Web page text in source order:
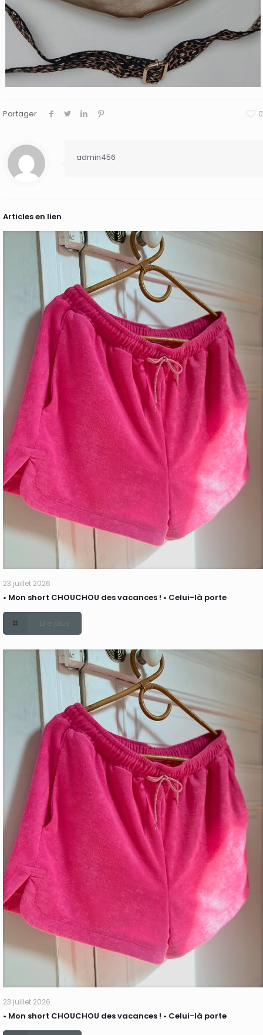
Partager 0
admin456
Articles en lien
23 juillet 2026
• Mon short CHOUCHOU des vacances ! • Celui-là porte
Lire plus
23 juillet 2026
• Mon short CHOUCHOU des vacances ! • Celui-là porte